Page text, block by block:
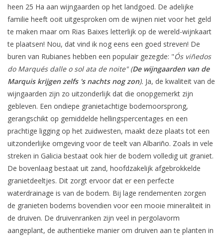
heen 25 Ha aan wijngaarden op het landgoed. De adelijke
familie heeft ooit uitgesproken om de wijnen niet voor het geld
te maken maar om Rias Baixes letterlijk op de wereld-wijnkaart
te plaatsen! Nou, dat vind ik nog eens een goed streven! De
buren van Rubianes hebben een populair gezegde: "Ós viñedos
do Marqués dalle o sol ata de noite" (De wijngaarden van de
Marquis krijgen zelfs 's nachts nog zon). Ja, de kwaliteit van de
wijngaarden zijn zo uitzonderlijk dat die onopgemerkt zijn
gebleven. Een ondiepe granietachtige bodemoorsprong,
gerangschikt op gemiddelde hellingspercentages en een
prachtige ligging op het zuidwesten, maakt deze plaats tot een
uitzonderlijke omgeving voor de teelt van Albariño. Zoals in vele
streken in Galicia bestaat ook hier de bodem volledig uit graniet.
De bovenlaag bestaat uit zand, hoofdzakelijk afgebrokkelde
granietdeeltjes. Dit zorgt ervoor dat er een perfecte
waterdrainage is van de bodem. Bij lage rendementen zorgen
de granieten bodems bovendien voor een mooie mineraliteit in
de druiven. De druivenranken zijn veel in pergolavorm
aangeplant, de authentieke manier om druiven aan te planten in